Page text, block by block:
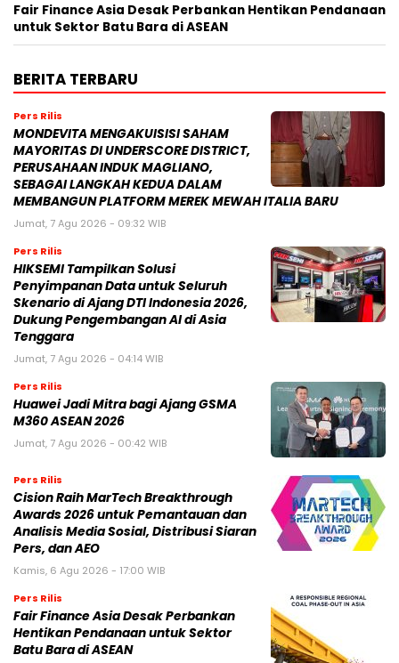
Fair Finance Asia Desak Perbankan Hentikan Pendanaan
untuk Sektor Batu Bara di ASEAN
BERITA TERBARU
Pers Rilis
MONDEVITA MENGAKUISISI SAHAM
MAYORITAS DI UNDERSCORE DISTRICT,
PERUSAHAAN INDUK MAGLIANO,
SEBAGAI LANGKAH KEDUA DALAM
MEMBANGUN PLATFORM MEREK MEWAH ITALIA BARU
Jumat, 7 Agu 2026 - 09:32 WIB
Pers Rilis
HIKSEMI Tampilkan Solusi
Penyimpanan Data untuk Seluruh
Skenario di Ajang DTI Indonesia 2026,
Dukung Pengembangan AI di Asia
Tenggara
Jumat, 7 Agu 2026 - 04:14 WIB
Pers Rilis
Huawei Jadi Mitra bagi Ajang GSMA
M360 ASEAN 2026
Jumat, 7 Agu 2026 - 00:42 WIB
Pers Rilis
Cision Raih MarTech Breakthrough
Awards 2026 untuk Pemantauan dan
Analisis Media Sosial, Distribusi Siaran
Pers, dan AEO
Kamis, 6 Agu 2026 - 17:00 WIB
Pers Rilis
Fair Finance Asia Desak Perbankan
Hentikan Pendanaan untuk Sektor
Batu Bara di ASEAN